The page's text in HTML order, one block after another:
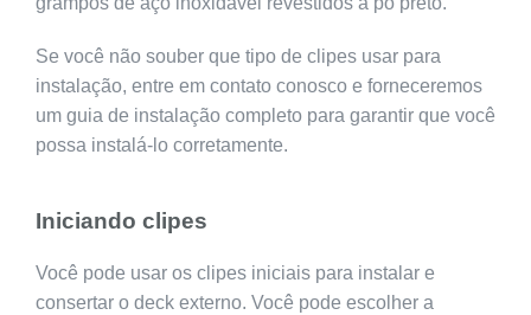
Se você não souber que tipo de clipes usar para
instalação, entre em contato conosco e forneceremos
um guia de instalação completo para garantir que você
possa instalá-lo corretamente.
Iniciando clipes
Você pode usar os clipes iniciais para instalar e
consertar o deck externo. Você pode escolher a